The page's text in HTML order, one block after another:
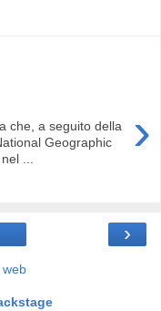
›
che, a seguito della
Geographic
...
›